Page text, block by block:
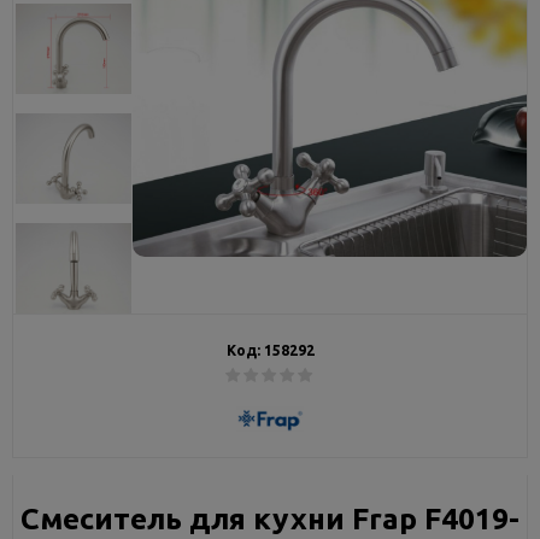
Код: 158292
Смеситель для кухни Frap F4019-